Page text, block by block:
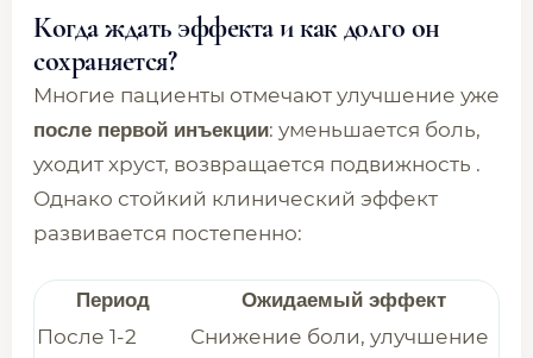
Когда ждать эффекта и как долго он
сохраняется?
Многие пациенты отмечают улучшение уже
после первой инъекции: уменьшается боль,
уходит хруст, возвращается подвижность .
Однако стойкий клинический эффект
развивается постепенно:
Период Ожидаемый эффект
После 1-2
Снижение боли, улучшение